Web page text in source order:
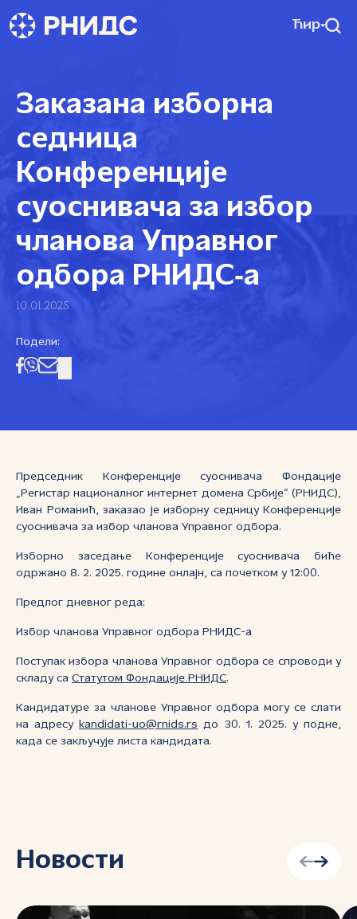
Ћир
Заказана изборна
седница
Конференције
суоснивача за избор
чланова Управног
одбора РНИДС‑а
10.01.2025
Подели:
Председник Конференције суоснивача Фондације
„Регистар националног интернет домена Србије“ (РНИДС),
Иван Романић, заказао је изборну седницу Конференције
суоснивача за избор чланова Управног одбора.
Изборно заседање Конференције суоснивача биће
одржано 8. 2. 2025. године онлајн, са почетком у 12:00.
Предлог дневног реда:
Избор чланова Управног одбора РНИДС-а
Поступак избора чланова Управног одбора се спроводи у
складу са Статутом Фондације РНИДС.
Кандидатуре за чланове Управног одбора могу се слати
на адресу
kandidati-uo@rnids.rs до 30. 1. 2025. у подне,
када се закључује листа кандидата.
Новости